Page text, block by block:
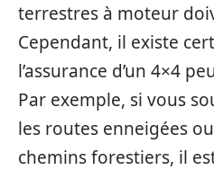
terrestres à moteur
Cependant, il existe
l’assurance d’un 4×4
Par exemple, si vous
les routes enneigées
chemins forestiers, il